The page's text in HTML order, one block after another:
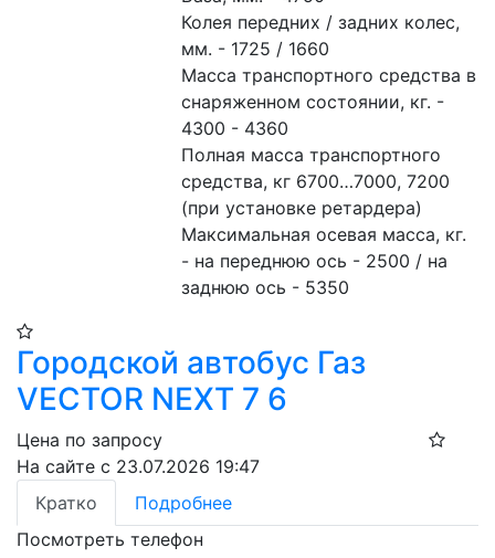
Колея передних / задних колес,
мм. - 1725 / 1660
Масса транспортного средства в
снаряженном состоянии, кг. -
4300 - 4360
Полная масса транспортного
средства, кг 6700…7000, 7200
(при установке ретардера)
Максимальная осевая масса, кг.
- на переднюю ось - 2500 / на
заднюю ось - 5350
Городской автобус Газ
VECTOR NEXT 7 6
Цена по запросу
На сайте с 23.07.2026 19:47
Кратко
Подробнее
Посмотреть телефон